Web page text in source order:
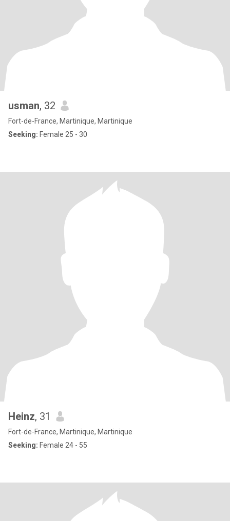
usman, 32
Fort-de-France, Martinique, Martinique
Seeking: Female 25 - 30
Heinz, 31
Fort-de-France, Martinique, Martinique
Seeking: Female 24 - 55